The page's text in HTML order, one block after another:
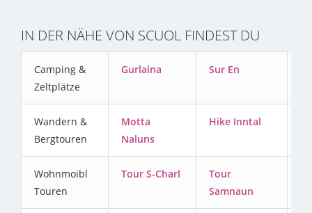
IN DER NÄHE VON SCUOL FINDEST DU
Camping &
Zeltplätze
Gurlaina Sur En
Wandern &
Bergtouren
Motta
Naluns
Hike Inntal
Wohnmoibl
Touren
Tour S-Charl
Tour
Samnaun